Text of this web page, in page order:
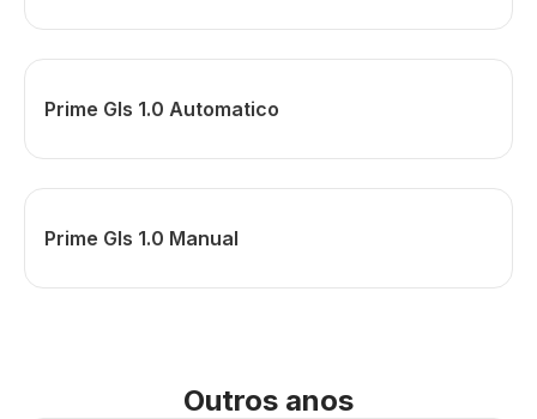
Prime Gls 1.0 Automatico
Prime Gls 1.0 Manual
Outros anos